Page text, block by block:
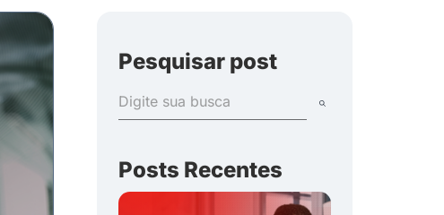
Pesquisar post
Posts Recentes